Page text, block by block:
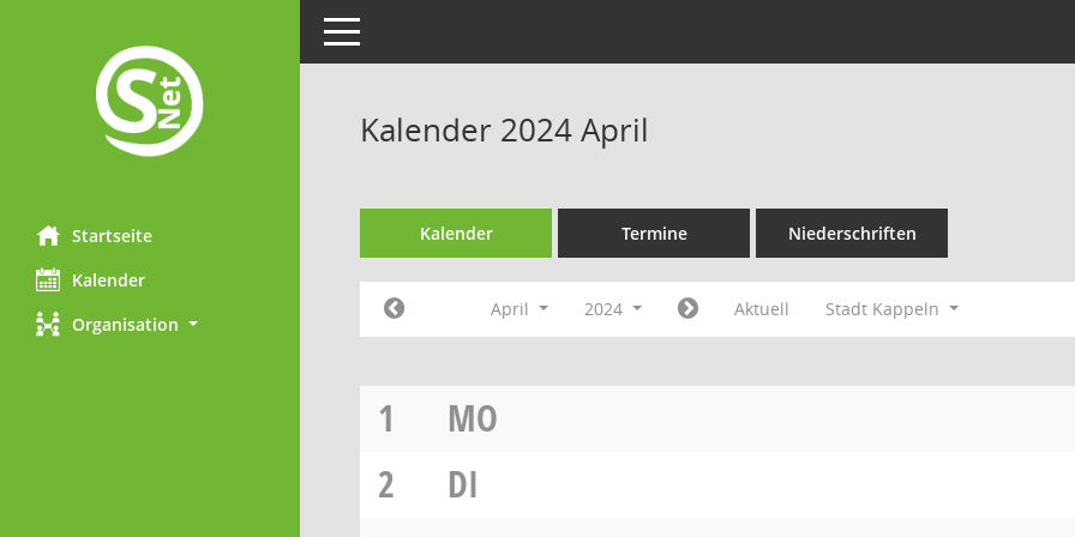
Startseite
Kalender
Organisation
Toggle navigation
Kalender 2024 April
Kalender Termine Niederschriften
April 2024 Aktuell Stadt Kappeln
1
MO
2
DI